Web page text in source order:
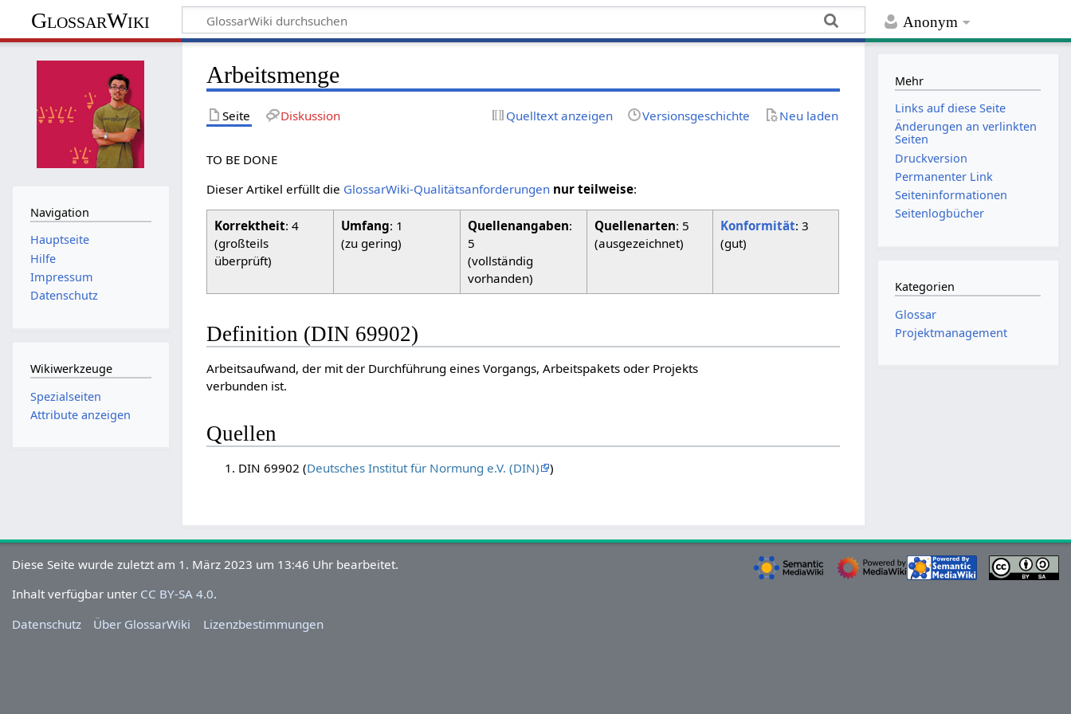
Anonym
GlossarWiki
Arbeitsmenge
Seite Diskussion Quelltext anzeigen Versionsgeschichte Neu laden
TO BE DONE
Dieser Artikel erfüllt die GlossarWiki-Qualitätsanforderungen nur teilweise:
Korrektheit: 4
(großteils
überprüft)
Umfang: 1
(zu gering)
Quellenangaben:
5
(vollständig
vorhanden)
Quellenarten: 5
(ausgezeichnet)
Konformität: 3
(gut)
Definition (DIN 69902)
Arbeitsaufwand, der mit der Durchführung eines Vorgangs, Arbeitspakets oder Projekts
verbunden ist.
Quellen
DIN 69902 (Deutsches Institut für Normung e.V. (DIN) )
Navigation
Hauptseite
Hilfe
Impressum
Datenschutz
Wikiwerkzeuge
Spezialseiten
Attribute anzeigen
Mehr
Links auf diese Seite
Änderungen an verlinkten
Seiten
Druckversion
Permanenter Link
Seiten­­informationen
Seitenlogbücher
Kategorien
Glossar
Projektmanagement
Diese Seite wurde zuletzt am 1. März 2023 um 13:46 Uhr bearbeitet.
Inhalt verfügbar unter CC BY-SA 4.0.
Datenschutz
Über GlossarWiki Lizenzbestimmungen